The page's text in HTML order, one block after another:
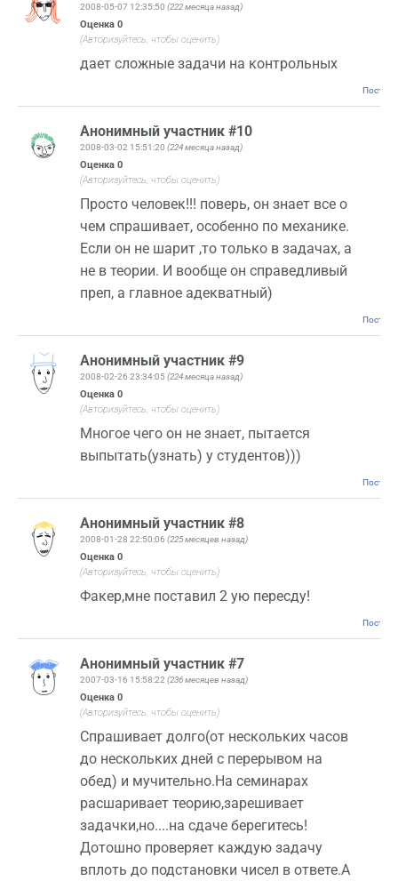
2008-05-07 12:35:50 (222 месяца назад)
Оценка 0
(Авторизуйтесь, чтобы оценить)
дает сложные задачи на контрольных
Анонимный участник #10
2008-03-02 15:51:20 (224 месяца назад)
Оценка 0
(Авторизуйтесь, чтобы оценить)
Просто человек!!! поверь, он знает все о
чем спрашивает, особенно по механике.
Если он не шарит ,то только в задачах, а
не в теории. И вообще он справедливый
преп, а главное адекватный)
Анонимный участник #9
2008-02-26 23:34:05 (224 месяца назад)
Оценка 0
(Авторизуйтесь, чтобы оценить)
Многое чего он не знает, пытается
выпытать(узнать) у студентов)))
Анонимный участник #8
2008-01-28 22:50:06 (225 месяцев назад)
Оценка 0
(Авторизуйтесь, чтобы оценить)
Факер,мне поставил 2 ую пересду!
Анонимный участник #7
2007-03-16 15:58:22 (236 месяцев назад)
Оценка 0
(Авторизуйтесь, чтобы оценить)
Спрашивает долго(от нескольких часов
до нескольких дней с перерывом на
обед) и мучительно.На семинарах
расшаривает теорию,зарешивает
задачки,но....на сдаче берегитесь!
Дотошно проверяет каждую задачу
вплоть до подстановки чисел в ответе.А